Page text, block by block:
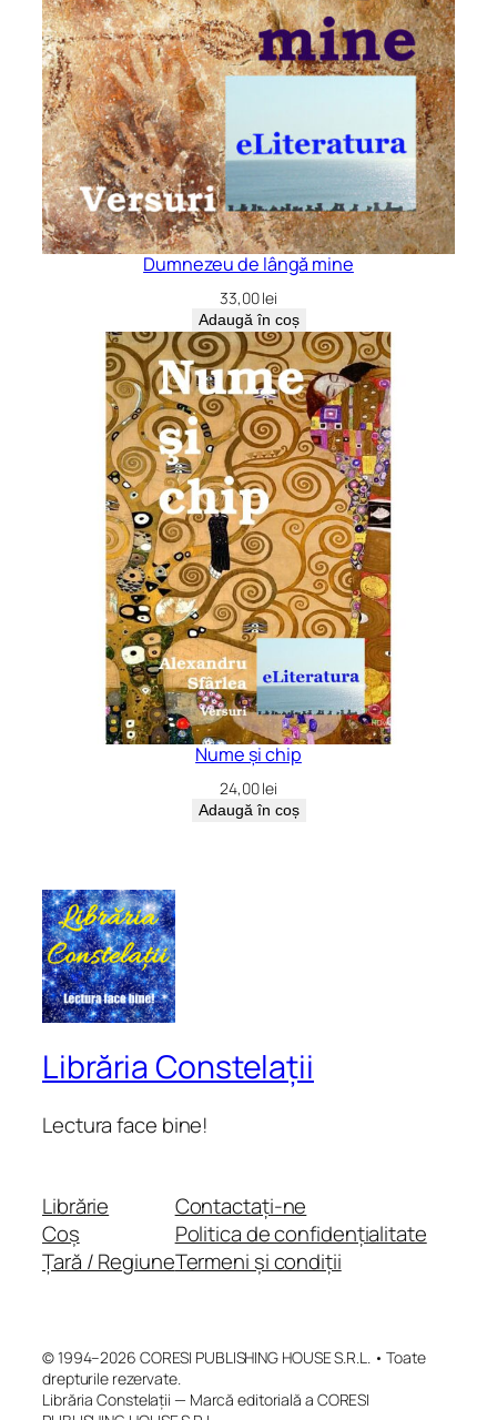
Dumnezeu de lângă mine
33,00lei
Adaugă în coș
Nume și chip
24,00lei
Adaugă în coș
Librăria Constelații
Lectura face bine!
Librărie
Coș
Țară / Regiune
Contactați-ne
Politica de confidențialitate
Termeni și condiții
© 1994–2026 CORESI PUBLISHING HOUSE S.R.L. • Toate
drepturile rezervate.
Librăria Constelații — Marcă editorială a CORESI